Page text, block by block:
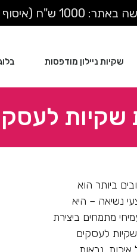
(איסוף עצמי בלבד)
שקיות ניילון מודפסות
ביותר הוא
נשיאה – היא
מתמחים ביצירת
לעסקים